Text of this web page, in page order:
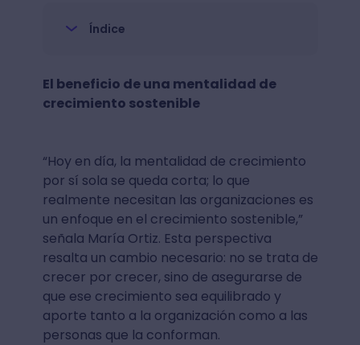
Índice
El beneficio de una mentalidad de
crecimiento sostenible
“Hoy en día, la mentalidad de crecimiento
por sí sola se queda corta; lo que
realmente necesitan las organizaciones es
un enfoque en el crecimiento sostenible,”
señala María Ortiz. Esta perspectiva
resalta un cambio necesario: no se trata de
crecer por crecer, sino de asegurarse de
que ese crecimiento sea equilibrado y
aporte tanto a la organización como a las
personas que la conforman.